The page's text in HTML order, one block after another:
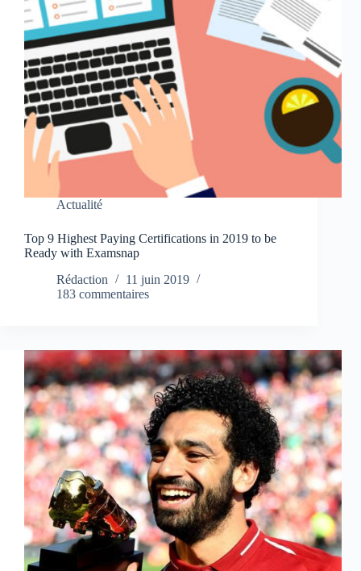
Actualité
Top 9 Highest Paying Certifications in 2019 to be
Ready with Examsnap
Rédaction
11 juin 2019
183 commentaires